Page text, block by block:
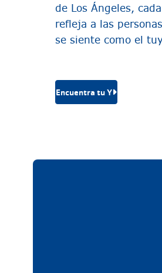
de Los Ángeles,
refleja a las
se siente como el
Encuentra tu Y